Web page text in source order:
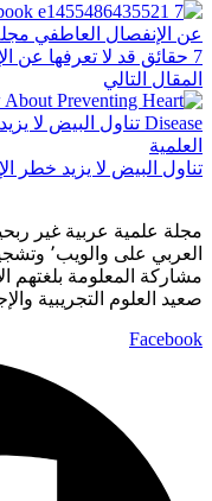
7 حقائق قد لا تعرفها عن الإنفصال العاطفي
المقال التالي
تناول البيض لا يزيد خطر
مجلة علمية عربية غير
العربي
صعيد العلوم التجريبية
Facebook